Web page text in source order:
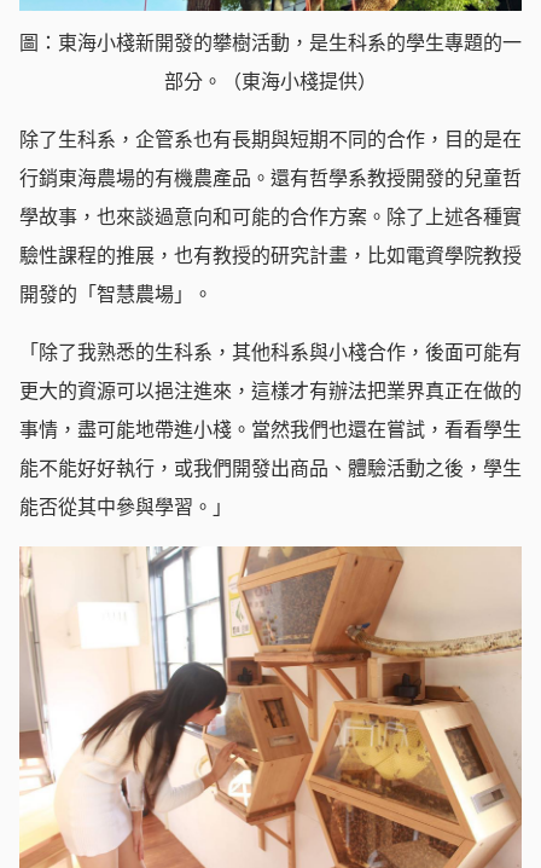
圖：東海小棧新開發的攀樹活動，是生科系的學生專題的一
部分。（東海小棧提供）
除了生科系，企管系也有長期與短期不同的合作，目的是在
行銷東海農場的有機農產品。還有哲學系教授開發的兒童哲
學故事，也來談過意向和可能的合作方案。除了上述各種實
驗性課程的推展，也有教授的研究計畫，比如電資學院教授
開發的「智慧農場」。
「除了我熟悉的生科系，其他科系與小棧合作，後面可能有
更大的資源可以挹注進來，這樣才有辦法把業界真正在做的
事情，盡可能地帶進小棧。當然我們也還在嘗試，看看學生
能不能好好執行，或我們開發出商品、體驗活動之後，學生
能否從其中參與學習。」